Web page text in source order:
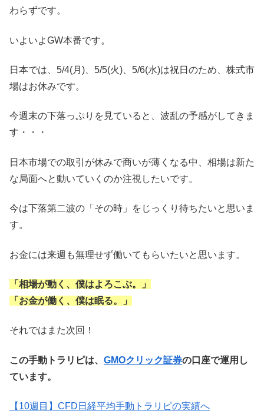
わらずです。
いよいよGW本番です。
日本では、5/4(月)、5/5(火)、5/6(水)は祝日のため、株式市
場はお休みです。
今週末の下落っぷりを見ていると、波乱の予感がしてきま
す・・・
日本市場での取引が休みで商いが薄くなる中、相場は新た
な局面へと動いていくのか注視したいです。
今は下落第二波の「その時」をじっくり待ちたいと思いま
す。
お金には来週も無理せず働いてもらいたいと思います。
「相場が動く、僕はよろこぶ。」
「お金が働く、僕は眠る。」
それではまた次回！
この手動トラリピは、 GMOクリック証券の口座で運用し
ています。
【10週目】CFD日経平均手動トラリピの実績へ